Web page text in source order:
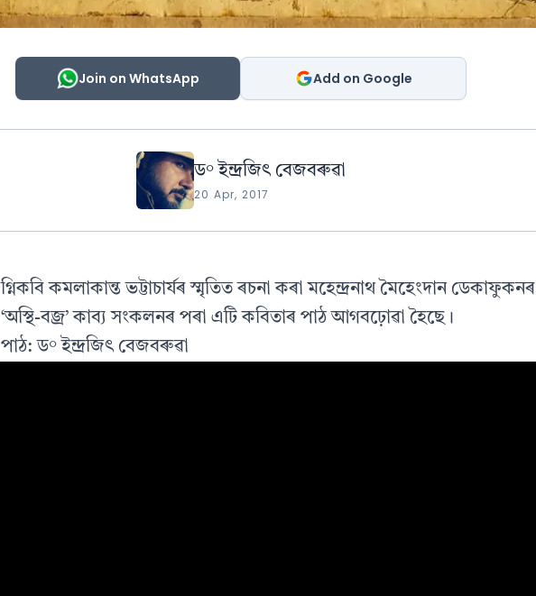
Join on WhatsApp Add on Google
ড° ইন্দ্ৰজিৎ বেজবৰুৱা
20 Apr, 2017
গ্নিকবি কমলাকান্ত ভট্টাচাৰ্যৰ স্মৃতিত ৰচনা কৰা মহেন্দ্ৰনাথ মৈহেংদান ডেকাফুকনৰ
‘অস্থি-বজ্ৰ’ কাব্য সংকলনৰ পৰা এটি কবিতাৰ পাঠ আগবঢ়োৱা হৈছে।
পাঠ: ড° ইন্দ্ৰজিৎ বেজবৰুৱা